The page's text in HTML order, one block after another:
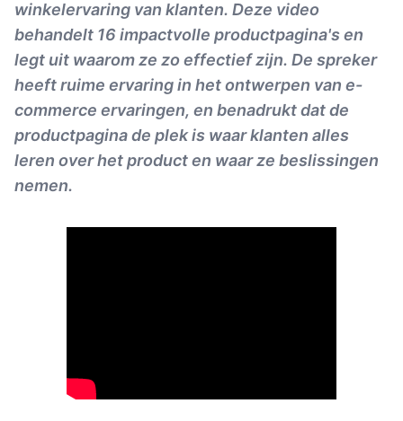
winkelervaring van klanten. Deze video
behandelt 16 impactvolle productpagina's en
legt uit waarom ze zo effectief zijn. De spreker
heeft ruime ervaring in het ontwerpen van e-
commerce ervaringen, en benadrukt dat de
productpagina de plek is waar klanten alles
leren over het product en waar ze beslissingen
nemen.